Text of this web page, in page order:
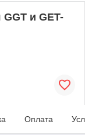
и GET-
Оплата